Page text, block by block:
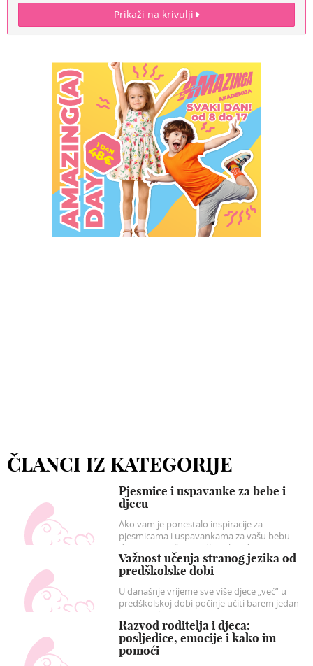
Prikaži na krivulji
ČLANCI IZ KATEGORIJE
Pjesmice i uspavanke za bebe i
djecu
Ako vam je ponestalo inspiracije za
pjesmicama i uspavankama za vašu bebu
donosimo naše prijedloge koji će sigurno
razveseliti vašu dječicu.
Važnost učenja stranog jezika od
predškolske dobi
U današnje vrijeme sve više djece „već“ u
predškolskoj dobi počinje učiti barem jedan
strani jezik.
Razvod roditelja i djeca:
posljedice, emocije i kako im
pomoći